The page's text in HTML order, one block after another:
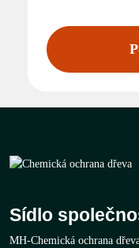
Sídlo
MH-Chemická ochrana